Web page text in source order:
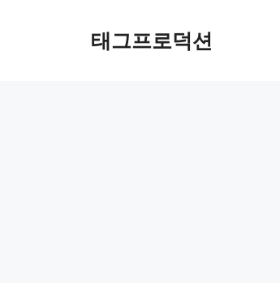
태그프로덕션